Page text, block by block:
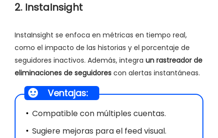
2. InstaInsight
InstaInsight se enfoca en métricas en tiempo real,
como el impacto de las historias y el porcentaje de
seguidores inactivos. Además, integra un rastreador de
eliminaciones de seguidores con alertas instantáneas.
Ventajas:
Compatible con múltiples cuentas.
Sugiere mejoras para el feed visual.